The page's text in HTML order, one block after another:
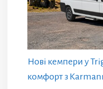
Нові кемпери у
комфорт з